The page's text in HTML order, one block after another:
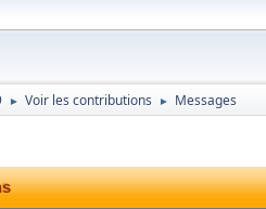
► Voir les contributions ► Messages